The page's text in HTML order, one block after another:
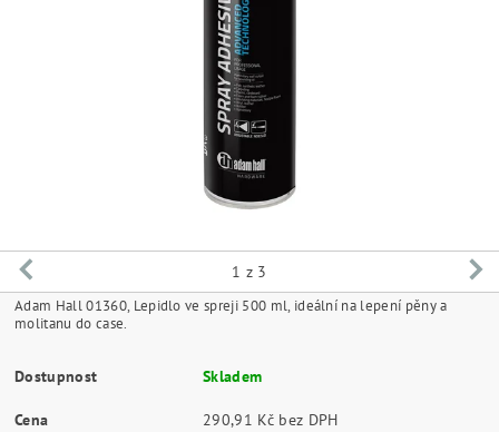
1 z 3
Adam Hall 01360, Lepidlo ve spreji 500 ml, ideální na lepení pěny a
molitanu do case.
Dostupnost Skladem
Cena 290,91 Kč bez DPH